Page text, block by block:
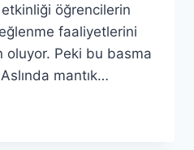
öğrencilerin
faaliyetlerini
oluyor. Peki bu basma
mantık…